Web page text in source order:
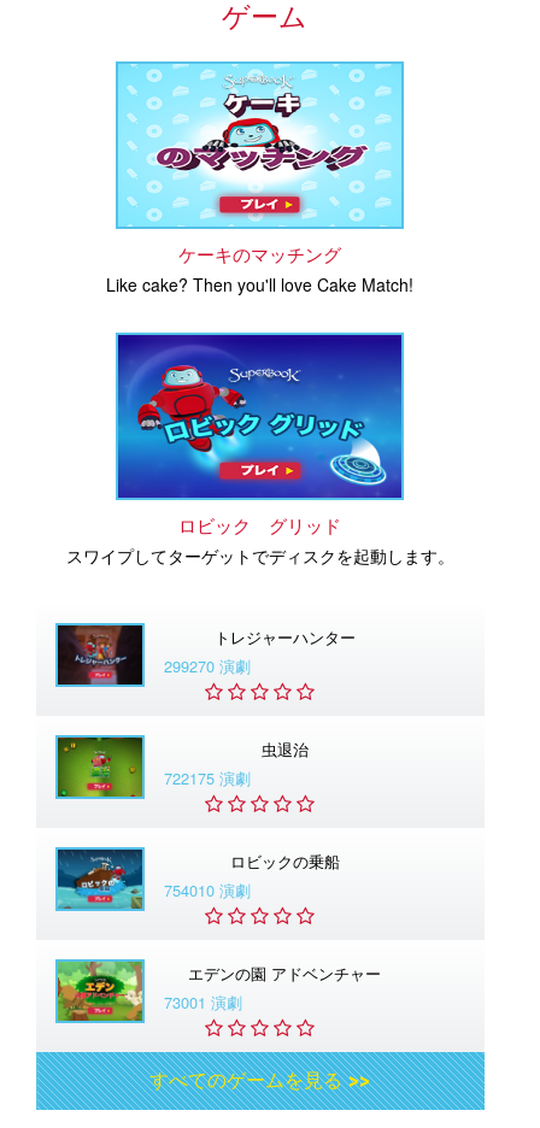
ゲーム
ケーキのマッチング
Like cake? Then you'll love Cake Match!
ロビック グリッド
スワイプしてターゲットでディスクを起動します。
トレジャーハンター
299270 演劇
虫退治
722175 演劇
ロビックの乗船
754010 演劇
エデンの園 アドベンチャー
73001 演劇
すべてのゲームを見る >>